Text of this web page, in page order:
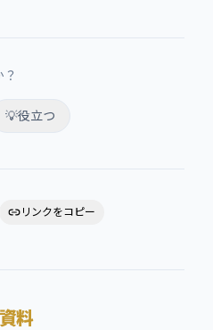
💡役立つ
リンクをコピー
料